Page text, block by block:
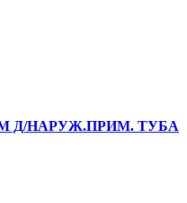
Д/НАРУЖ.ПРИМ. ТУБА